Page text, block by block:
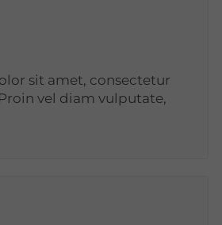
sit amet, consectetur
vel diam vulputate,